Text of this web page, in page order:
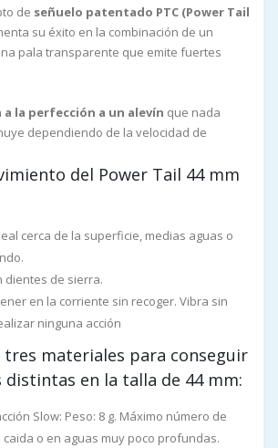
de señuelo patentado PTC (Power Tail
su éxito en la combinación de un
pala transparente que emite fuertes
a la perfección a un alevín que nada
dependiendo de la velocidad de
del Power Tail 44 mm
cerca de la superficie, medias aguas o
dientes de sierra.
en la corriente sin recoger. Vibra sin
ninguna acción
tres materiales para conseguir
distintas en la talla de 44 mm:
Slow: Peso: 8 g. Máximo número de
caida o en aguas muy poco profundas.